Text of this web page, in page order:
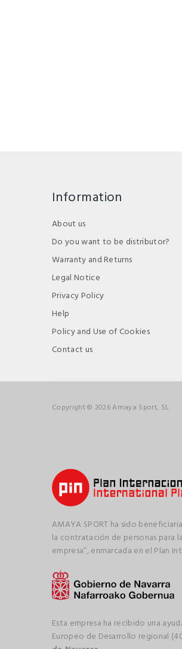
Information
About us
Do you want to be distributor?
Warranty and Returns
Legal Notice
Privacy Policy
Help
Policy and Use of Cookies
Contact us
Copyright © 2026 Amaya Sport, SL
AMAYA SPORT ha sido
la contratación de personas para
empresa”, enmarcada en el Plan
Esta empresa ha recibido una
Europeo de Desarrollo regional